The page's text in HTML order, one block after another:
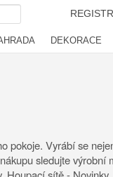
DEKORACE
pokoje. Vyrábí se
sledujte výrobní